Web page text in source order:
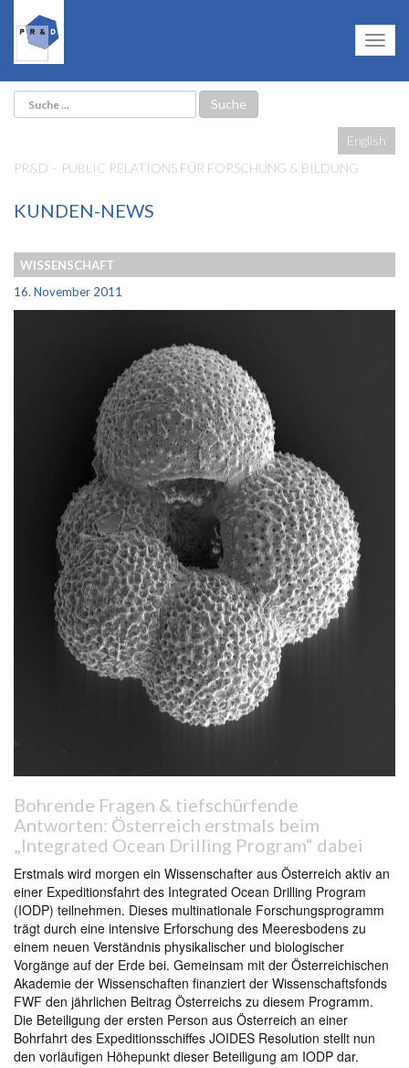
English
PR&D – PUBLIC RELATIONS FÜR FORSCHUNG & BILDUNG
KUNDEN-NEWS
WISSENSCHAFT
16. November 2011
Bohrende Fragen & tiefschürfende
Antworten: Österreich erstmals beim
„Integrated Ocean Drilling Program“ dabei
Erstmals wird morgen ein Wissenschafter aus Österreich aktiv an
einer Expeditionsfahrt des Integrated Ocean Drilling Program
(IODP) teilnehmen. Dieses multinationale Forschungsprogramm
trägt durch eine intensive Erforschung des Meeresbodens zu
einem neuen Verständnis physikalischer und biologischer
Vorgänge auf der Erde bei. Gemeinsam mit der Österreichischen
Akademie der Wissenschaften finanziert der Wissenschaftsfonds
FWF den jährlichen Beitrag Österreichs zu diesem Programm.
Die Beteiligung der ersten Person aus Österreich an einer
Bohrfahrt des Expeditionsschiffes JOIDES Resolution stellt nun
den vorläufigen Höhepunkt dieser Beteiligung am IODP dar.